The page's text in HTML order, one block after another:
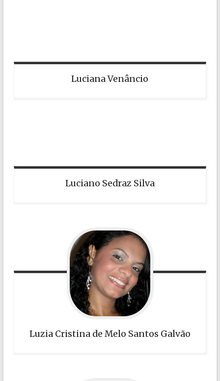
Luciana Venâncio
Luciano Sedraz Silva
Luzia Cristina de Melo Santos Galvão